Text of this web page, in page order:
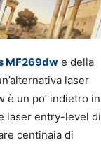
MF269dw e della
laser
è un po’ indietro in
laser entry-level di
centinaia di